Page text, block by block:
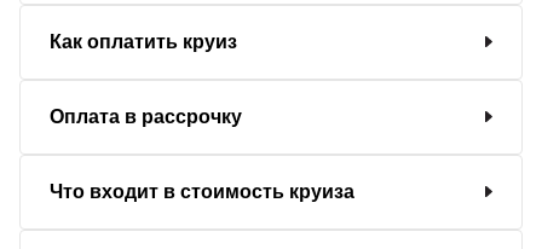
Как оплатить круиз
Оплата в рассрочку
Что входит в стоимость круиза